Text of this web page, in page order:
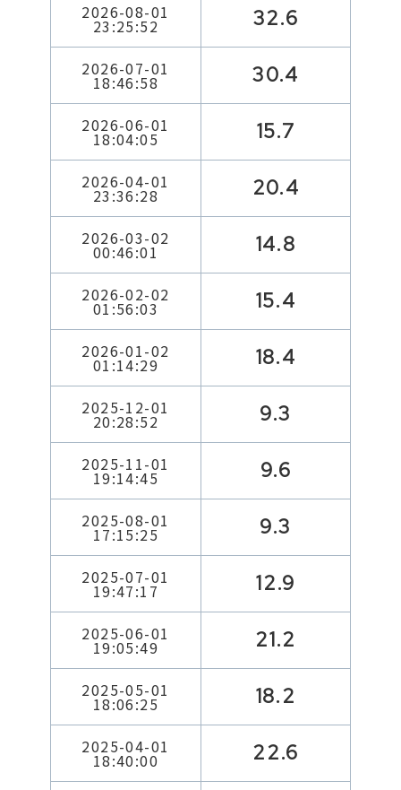
2026-08-01
23:25:52 32.6
2026-07-01
18:46:58 30.4
2026-06-01
18:04:05 15.7
2026-04-01
23:36:28 20.4
2026-03-02
00:46:01 14.8
2026-02-02
01:56:03 15.4
2026-01-02
01:14:29 18.4
2025-12-01
20:28:52 9.3
2025-11-01
19:14:45 9.6
2025-08-01
17:15:25 9.3
2025-07-01
19:47:17 12.9
2025-06-01
19:05:49 21.2
2025-05-01
18:06:25 18.2
2025-04-01
18:40:00 22.6